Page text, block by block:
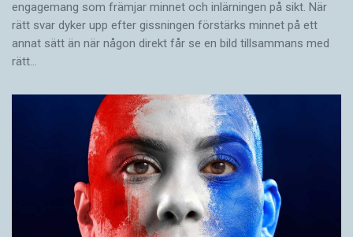
engagemang som främjar minnet och inlärningen på sikt. När
rätt svar dyker upp efter gissningen förstärks minnet på ett
annat sätt än när någon direkt får se en bild tillsammans med
rätt…